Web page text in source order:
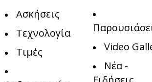
Ασκήσεις
Τεχνολογία
Τιμές
Video
Νέα -